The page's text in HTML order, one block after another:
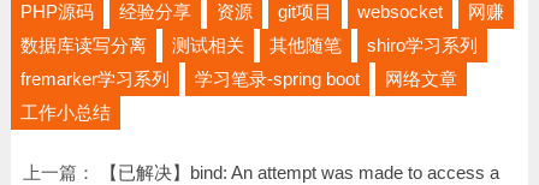
PHP源码
经验分享 资源 git项目 websocket
网赚
数据库读写分离
测试相关 其他随笔
shiro学习系列
fremarker学习系列
学习笔录-spring boot
网络文章
工作小总结
上一篇：
【已解决】bind: An attempt was made to access a